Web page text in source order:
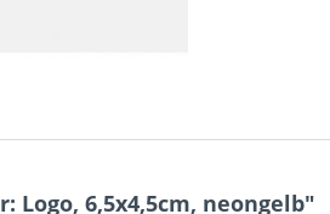
Logo, 6,5x4,5cm, neongelb"